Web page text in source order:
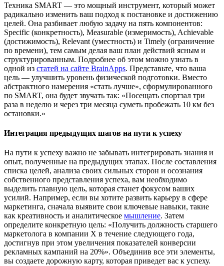
Техника SMART — это мощный инструмент, который может
радикально изменить ваш подход к постановке и достижению
целей. Она разбивает любую задачу на пять компонентов:
Specific (конкретность), Measurable (измеримость), Achievable
(достижимость), Relevant (уместность) и Timely (ограничение
по времени), тем самым делая ваш план действий ясным и
структурированным. Подробнее об этом можно узнать в
одной из статей на сайте BrainApps. Представьте, что ваша
цель — улучшить уровень физической подготовки. Вместо
абстрактного намерения «стать лучше», сформулированного
по SMART, она будет звучать так: «Посещать спортзал три
раза в неделю и через три месяца суметь пробежать 10 км без
остановки.»
Интеграция предыдущих шагов на пути к успеху
На пути к успеху важно не забывать интегрировать знания и
опыт, полученные на предыдущих этапах. После составления
списка целей, анализа своих сильных сторон и осознания
собственного представления успеха, вам необходимо
выделить главную цель, которая станет фокусом ваших
усилий. Например, если вы хотите развить карьеру в сфере
маркетинга, сначала выявите свои ключевые навыки, такие
как креативность и аналитическое мышление. Затем
определите конкретную цель: «Получить должность старшего
маркетолога в компании X в течение следующего года,
достигнув при этом увеличения показателей конверсии
рекламных кампаний на 20%». Объединив все эти элементы,
вы создаете дорожную карту, которая приведет вас к успеху.